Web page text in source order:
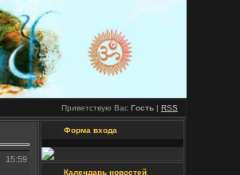
Приветствую Вас Гость | RSS
15:59
Форма входа
Календарь новостей